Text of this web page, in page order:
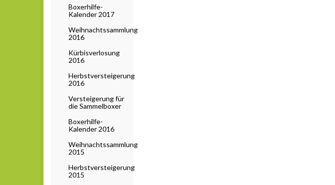
Boxerhilfe-
Kalender 2017
Weihnachtssammlung
2016
Kürbisverlosung
2016
Herbstversteigerung
2016
Versteigerung für
die Sammelboxer
Boxerhilfe-
Kalender 2016
Weihnachtssammlung
2015
Herbstversteigerung
2015